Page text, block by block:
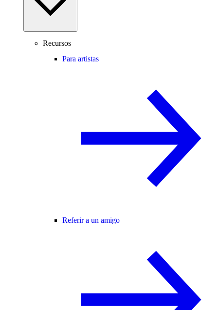
Recursos
Para artistas
Referir a un amigo